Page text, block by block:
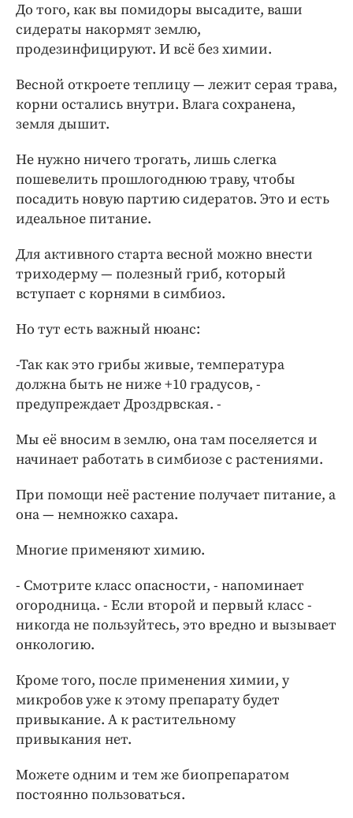
До того, как вы помидоры высадите, ваши
сидераты накормят землю,
продезинфицируют. И всё без химии.
Весной откроете теплицу — лежит серая трава,
корни остались внутри. Влага сохранена,
земля дышит.
Не нужно ничего трогать, лишь слегка
пошевелить прошлогоднюю траву, чтобы
посадить новую партию сидератов. Это и есть
идеальное питание.
Для активного старта весной можно внести
триходерму — полезный гриб, который
вступает с корнями в симбиоз.
Но тут есть важный нюанс:
-Так как это грибы живые, температура
должна быть не ниже +10 градусов, -
предупреждает Дроздрвская. -
Мы её вносим в землю, она там поселяется и
начинает работать в симбиозе с растениями.
При помощи неё растение получает питание, а
она — немножко сахара.
Многие применяют химию.
- Смотрите класс опасности, - напоминает
огородница. - Если второй и первый класс -
никогда не пользуйтесь, это вредно и вызывает
онкологию.
Кроме того, после применения химии, у
микробов уже к этому препарату будет
привыкание. А к растительному
привыкания нет.
Можете одним и тем же биопрепаратом
постоянно пользоваться.